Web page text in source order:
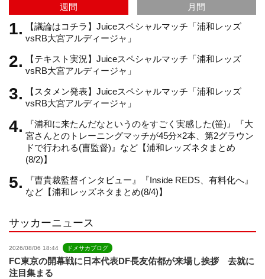
m h
a
n
週間
月間
【議論はコチラ】Juiceスペシャルマッチ「浦和レッズ
vsRB大宮アルディージャ」
【テキスト実況】Juiceスペシャルマッチ「浦和レッズ
vsRB大宮アルディージャ」
【スタメン発表】Juiceスペシャルマッチ「浦和レッズ
vsRB大宮アルディージャ」
『浦和に来たんだなというのをすごく実感した(笹)』『大
宮さんとのトレーニングマッチが45分×2本、第2グラウン
ドで行われる(曺監督)』など【浦和レッズネタまとめ
(8/2)】
『曺貴裁監督インタビュー』『Inside REDS、有料化へ』
など【浦和レッズネタまとめ(8/4)】
サッカーニュース
2026/08/06 18:44 ドメサカブログ
FC東京の開幕戦に日本代表DF長友佑都が来場し挨拶 去就に
注目集まる